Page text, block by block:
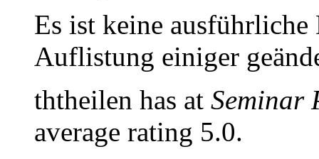
Es ist keine
Auflistung einiger
ththeilen has at Seminar
average rating 5.0.